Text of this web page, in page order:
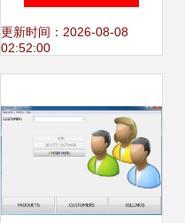
之选
更新时间：2026-08-08
02:52:00